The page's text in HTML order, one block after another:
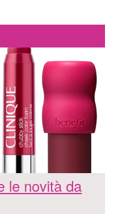
le novità da